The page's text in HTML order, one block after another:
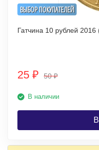
ВЫБОР ПОКУПАТЕЛЕЙ
Гатчина 10 рублей
25 ₽ 50₽
В наличии